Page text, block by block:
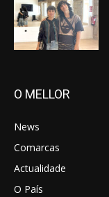
O MELLOR
News
Comarcas
Actualidade
O País